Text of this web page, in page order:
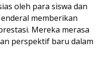
oleh para siswa dan
memberikan
Mereka merasa
perspektif baru dalam